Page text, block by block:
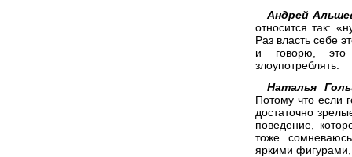
Андрей
относится так:
Раз власть себе
и говорю, это
злоупотреблять.
Наталья
Потому что если
достаточно
поведение,
тоже
яркими